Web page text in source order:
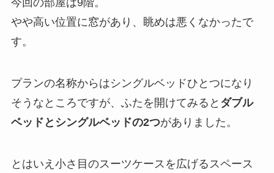
今回の部屋は9階。
やや高い位置に窓があり、眺めは悪くなかったで
す。
プランの名称からはシングルベッドひとつになり
そうなところですが、ふたを開けてみると ダブル
ベッドとシングルベッドの2つがありました。
とはいえ小さ目のスーツケースを広げるスペース